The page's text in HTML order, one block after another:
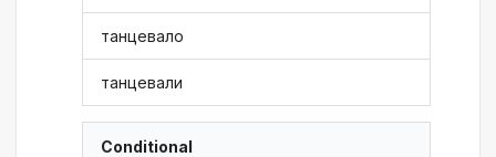
танцевало
танцевали
Conditional